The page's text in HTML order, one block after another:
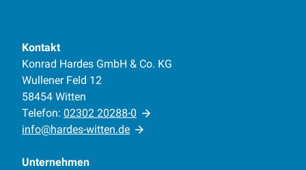
Kontakt
Konrad Hardes GmbH & Co. KG
Wullener Feld 12
58454 Witten
Telefon: 02302 20288-0
info@hardes-witten.de
Unternehmen